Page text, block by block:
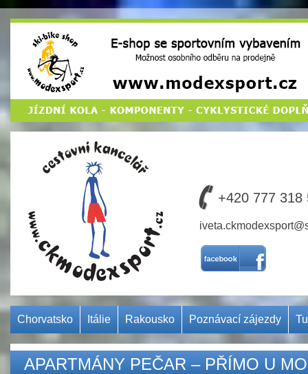
Cestovní
kancelář
MODEX SPORT
CZ s.r.o.
+420 777 318
Chorvatsko Itálie Rakousko Poznávací zájezdy
APARTMÁNY PEČAR – PŘÍMO U